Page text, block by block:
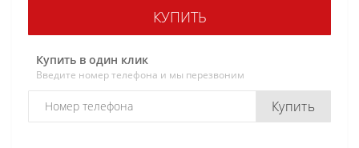
КУПИТЬ
Купить в один клик
Введите номер телефона и мы перезвоним
Купить